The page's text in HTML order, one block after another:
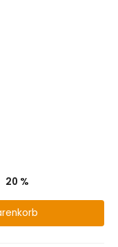
20 %